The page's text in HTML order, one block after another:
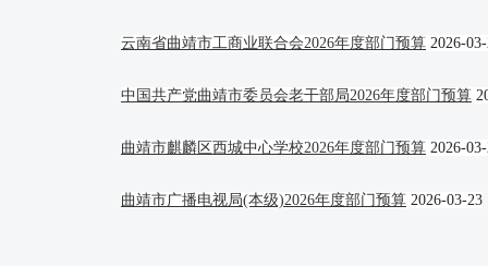
云南省曲靖市工商业联合会2026年度部门预算 2026-
中国共产党曲靖市委员会老干部局2026年度部门预算
曲靖市麒麟区西城中心学校2026年度部门预算 2026-
曲靖市广播电视局(本级)2026年度部门预算 2026-03-23